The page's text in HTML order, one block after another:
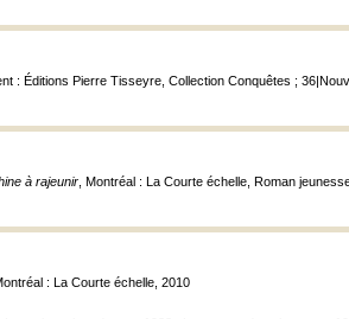
: Éditions Pierre Tisseyre, Collection Conquêtes ;
à rajeunir , Montréal : La Courte échelle, Roman
: La Courte échelle, 2010